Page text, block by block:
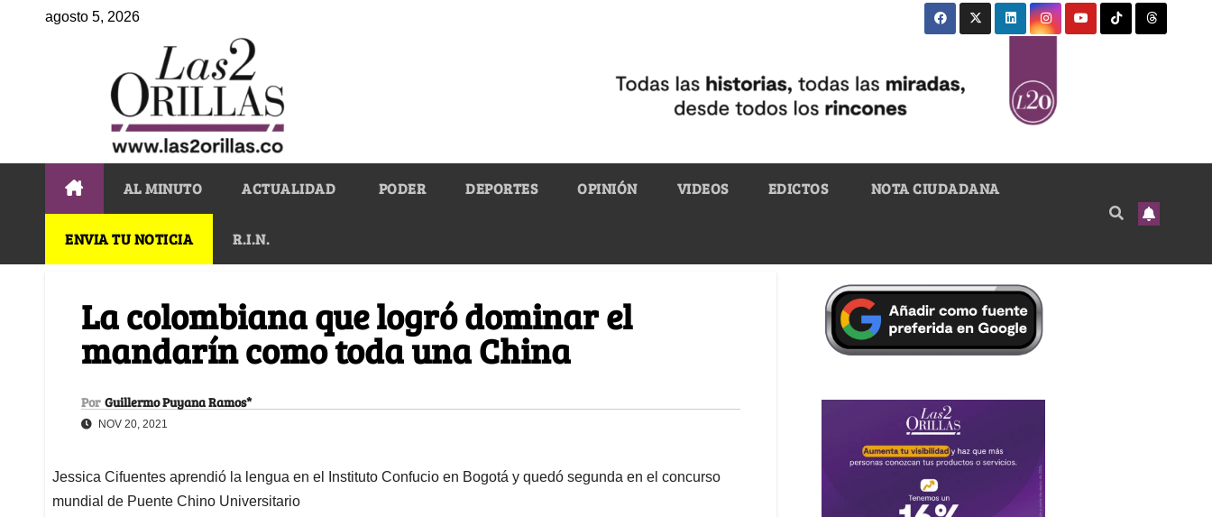
agosto 5, 2026
AL MINUTO ACTUALIDAD PODER DEPORTES OPINIÓN VIDEOS EDICTOS NOTA CIUDADANA
ENVIA TU NOTICIA R.I.N.
La colombiana que logró dominar el
mandarín como toda una China
Por Guillermo Puyana Ramos*
NOV 20, 2021
Jessica Cifuentes aprendió la lengua en el Instituto Confucio en Bogotá y quedó segunda en el concurso
mundial de Puente Chino Universitario